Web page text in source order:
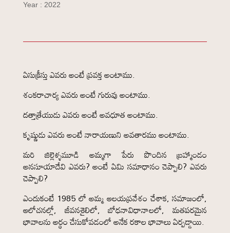
Year : 2022
ఏసుక్రీస్తు ఎవరు అంటే ప్రవక్త అంటాము.
శంకరాచార్య ఎవరు అంటే గురువు అంటాము.
దత్తాత్రేయుడు ఎవరు అంటే అవధూత అంటాము.
కృష్ణుడు ఎవరు అంటే నారాయణుని అవతారము అంటాము.
మరి జిల్లెళ్ళమూడి అమ్మగా పేరు పొందిన బ్రహ్మాండం
అనసూయాదేవి ఎవరు? అంటే ఏమి సమాధానం చెప్పాలి? ఎవరు
చెప్పాలి?
ఎందుకంటే 1985 లో అమ్మ ఆలయప్రవేశం చేశాక, సమాజంలో,
ఆలోచనల్లో, జీవనశైలిలో, బోధనావిధానాలలో, మతపరమైన
భావాలను అర్థం చేసుకోవడంలో అనేక రకాల భావాలు ఏర్పడ్డాయి.